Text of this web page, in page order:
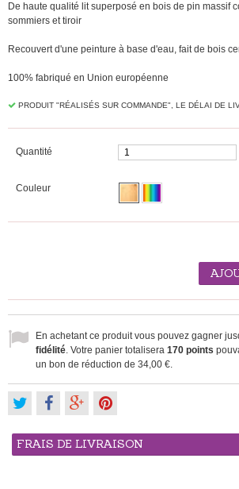
De haute qualité lit superposé en bois de pin massif
sommiers et tiroir
Recouvert d'une peinture à base d'eau, fait de bois
100% fabriqué en Union européenne
PRODUIT "RÉALISÉS SUR ​​COMMANDE", LE DÉLAI DE
Quantité
Couleur
En achetant ce produit vous pouvez gagner
fidélité . Votre panier totalisera 170 points
un bon de réduction de 34,00 €
FRAIS DE LIVRAISON